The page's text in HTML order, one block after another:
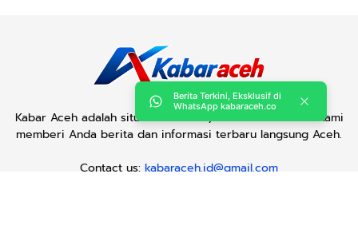
Kabar Aceh adalah situs web Berita, dan hiburan Anda. Kami
memberi Anda berita dan informasi terbaru langsung Aceh.
Contact us: kabaraceh.id@gmail.com
Berita Terkini, Eksklusif di
WhatsApp kabaraceh.co